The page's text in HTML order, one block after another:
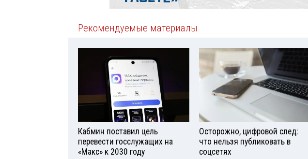
Рекомендуемые материалы
Кабмин поставил цель
перевести госслужащих на
«Макс» к 2030 году
Осторожно, цифровой след:
что нельзя публиковать в
соцсетях